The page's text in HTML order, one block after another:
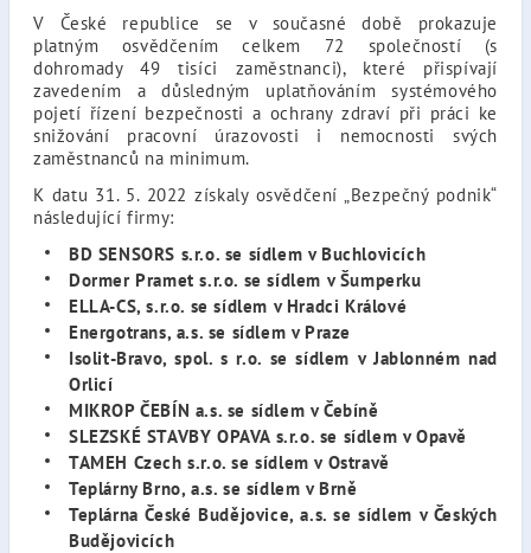
V České republice se v současné době prokazuje
platným osvědčením celkem 72 společností (s
dohromady 49 tisíci zaměstnanci), které přispívají
zavedením a důsledným uplatňováním systémového
pojetí řízení bezpečnosti a ochrany zdraví při práci ke
snižování pracovní úrazovosti i nemocnosti svých
zaměstnanců na minimum.
K datu 31. 5. 2022 získaly osvědčení „Bezpečný podnik“
následující firmy:
BD SENSORS s.r.o. se sídlem v Buchlovicích
Dormer Pramet s.r.o. se sídlem v Šumperku
ELLA-CS, s.r.o. se sídlem v Hradci Králové
Energotrans, a.s. se sídlem v Praze
Isolit-Bravo, spol. s r.o. se sídlem v Jablonném nad
Orlicí
MIKROP ČEBÍN a.s. se sídlem v Čebíně
SLEZSKÉ STAVBY OPAVA s.r.o. se sídlem v Opavě
TAMEH Czech s.r.o. se sídlem v Ostravě
Teplárny Brno, a.s. se sídlem v Brně
Teplárna České Budějovice, a.s. se sídlem v Českých
Budějovicích